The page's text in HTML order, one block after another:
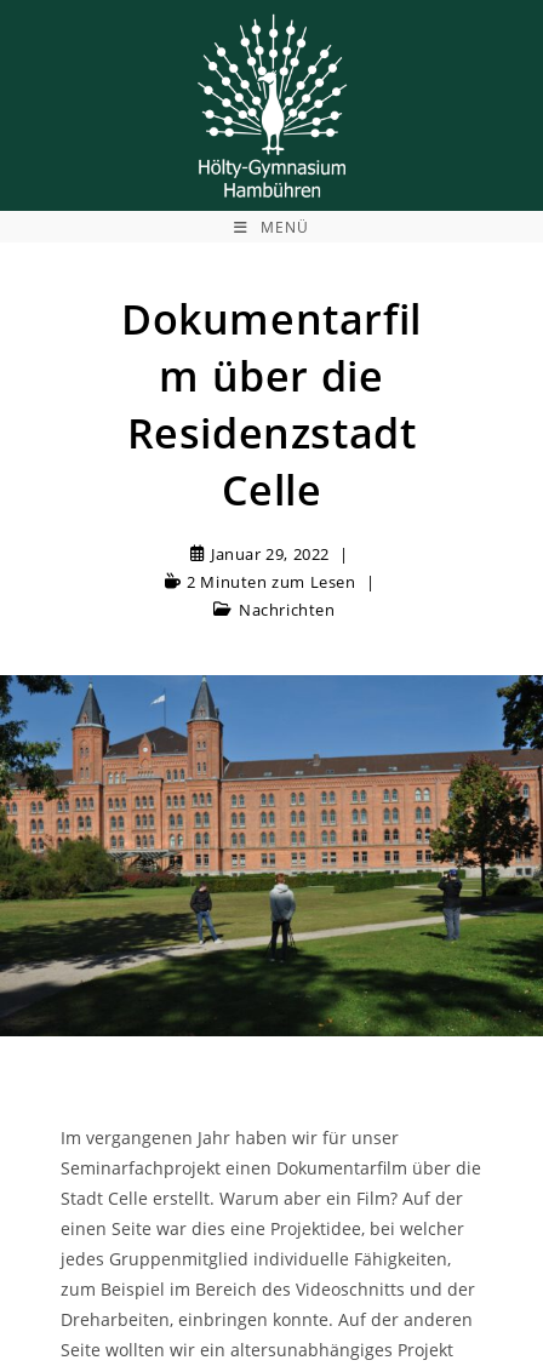
MENÜ
Dokumentarfil
m über die
Residenzstadt
Celle
Januar 29, 2022
2 Minuten zum Lesen
Nachrichten
Im vergangenen Jahr haben wir für unser
Seminarfachprojekt einen Dokumentarfilm über die
Stadt Celle erstellt. Warum aber ein Film? Auf der
einen Seite war dies eine Projektidee, bei welcher
jedes Gruppenmitglied individuelle Fähigkeiten,
zum Beispiel im Bereich des Videoschnitts und der
Dreharbeiten, einbringen konnte. Auf der anderen
Seite wollten wir ein altersunabhängiges Projekt